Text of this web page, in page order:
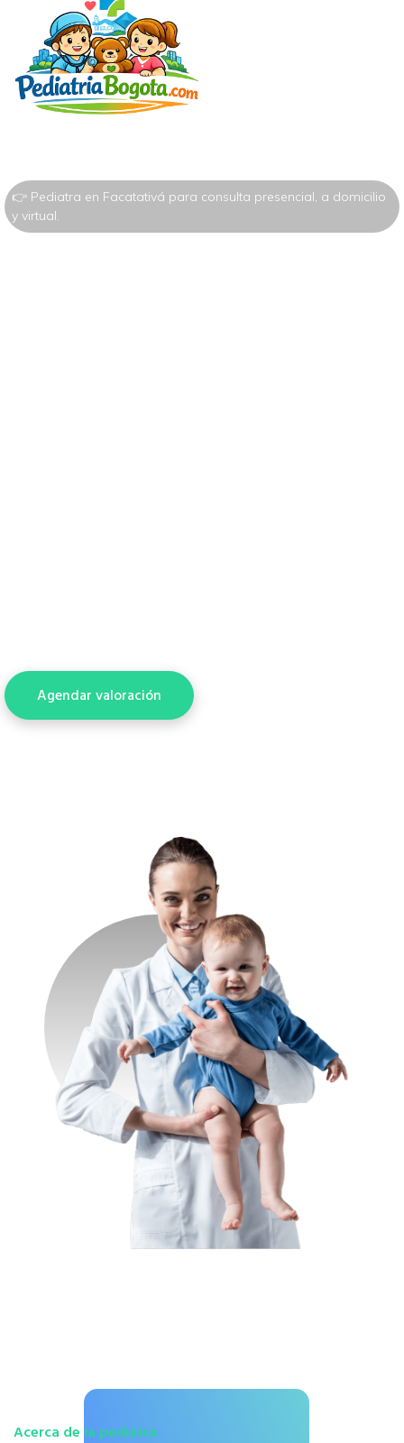
👉 Pediatra en Facatativá para consulta presencial, a domicilio
y virtual.
Agendar valoración
Acerca de la pediatra